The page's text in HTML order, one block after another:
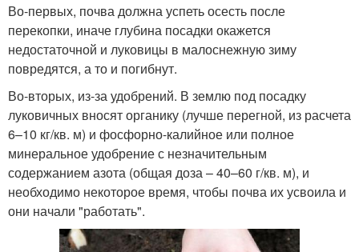
Во-первых, почва должна успеть осесть после
перекопки, иначе глубина посадки окажется
недостаточной и луковицы в малоснежную зиму
повредятся, а то и погибнут.
Во-вторых, из-за удобрений. В землю под посадку
луковичных вносят органику (лучше перегной, из расчета
6–10 кг/кв. м) и фосфорно-калийное или полное
минеральное удобрение с незначительным
содержанием азота (общая доза – 40–60 г/кв. м), и
необходимо некоторое время, чтобы почва их усвоила и
они начали "работать".